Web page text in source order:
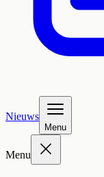
Nieuws
Menu
Menu